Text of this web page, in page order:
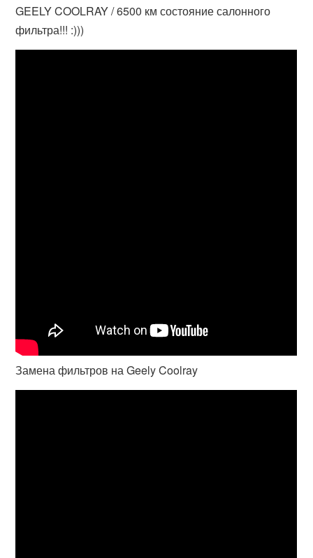
GEELY COOLRAY / 6500 км состояние салонного
фильтра!!! :)))
Замена фильтров на Geely Coolray